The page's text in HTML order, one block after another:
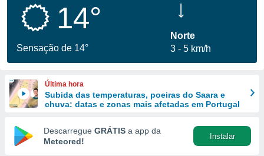
fornecidas
a este
das
e
forma
digital
14°
Sensação de 14°
Norte
3
5 km/h
Última hora
Subida das temperaturas, poeiras do Saara e
chuva: datas e zonas mais afetadas em Portugal
Descarregue GRÁTIS a app da
Meteored!
Instalar